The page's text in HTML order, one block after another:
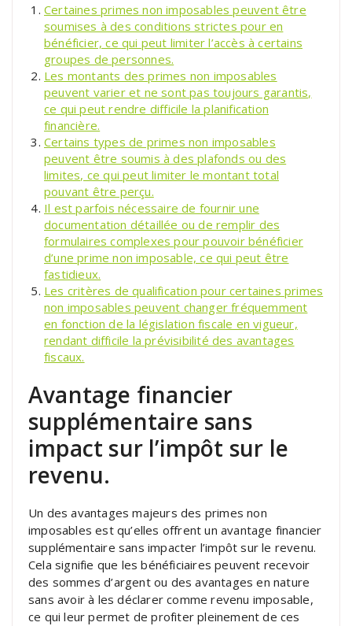
Certaines primes non imposables peuvent être
soumises à des conditions strictes pour en
bénéficier, ce qui peut limiter l’accès à certains
groupes de personnes.
Les montants des primes non imposables
peuvent varier et ne sont pas toujours garantis,
ce qui peut rendre difficile la planification
financière.
Certains types de primes non imposables
peuvent être soumis à des plafonds ou des
limites, ce qui peut limiter le montant total
pouvant être perçu.
Il est parfois nécessaire de fournir une
documentation détaillée ou de remplir des
formulaires complexes pour pouvoir bénéficier
d’une prime non imposable, ce qui peut être
fastidieux.
Les critères de qualification pour certaines primes
non imposables peuvent changer fréquemment
en fonction de la législation fiscale en vigueur,
rendant difficile la prévisibilité des avantages
fiscaux.
Avantage financier
supplémentaire sans
impact sur l’impôt sur le
revenu.
Un des avantages majeurs des primes non
imposables est qu’elles offrent un avantage financier
supplémentaire sans impacter l’impôt sur le revenu.
Cela signifie que les bénéficiaires peuvent recevoir
des sommes d’argent ou des avantages en nature
sans avoir à les déclarer comme revenu imposable,
ce qui leur permet de profiter pleinement de ces